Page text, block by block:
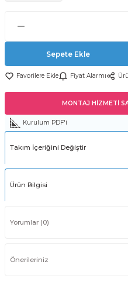
Sepete Ekle
Fiyat Alarmı
MONTAJ HİZMETİ
Kurulum PDF'i
Takım İçeriğini Değiştir
Ürün Bilgisi
Yorumlar (0)
Önerileriniz